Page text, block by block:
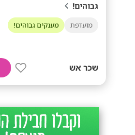
גבוהים!
מועדפת מענקים גבוהים!
שכר אש